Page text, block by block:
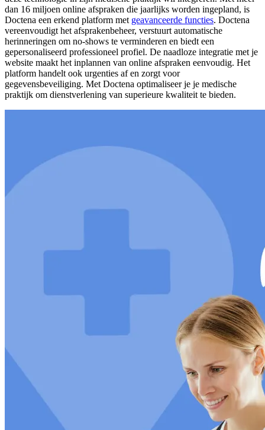
dan 16 miljoen online afspraken die jaarlijks worden ingepland, is
Doctena een erkend platform met geavanceerde functies. Doctena
vereenvoudigt het afsprakenbeheer, verstuurt automatische
herinneringen om no-shows te verminderen en biedt een
gepersonaliseerd professioneel profiel. De naadloze integratie met je
website maakt het inplannen van online afspraken eenvoudig. Het
platform handelt ook urgenties af en zorgt voor
gegevensbeveiliging. Met Doctena optimaliseer je je medische
praktijk om dienstverlening van superieure kwaliteit te bieden.